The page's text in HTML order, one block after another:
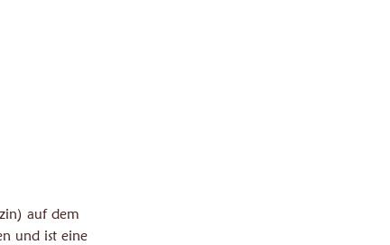
auf dem
und ist eine